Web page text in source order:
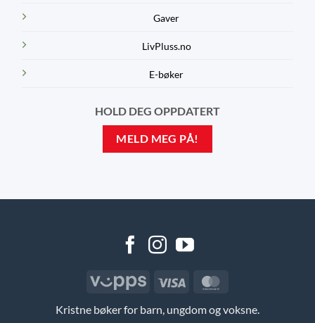
Gaver
LivPluss.no
E-bøker
HOLD DEG OPPDATERT
MELD MEG PÅ!
Kristne bøker for barn, ungdom og voksne.
Vipps Visa